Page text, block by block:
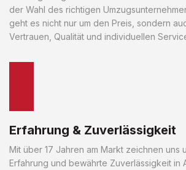
der Wahl des richtigen
geht es nicht nur um den Preis, sondern
Vertrauen, Qualität und individuellen
Erfahrung & Zuverlässigkeit
Mit über 17 Jahren am Markt zeichnen uns
Erfahrung und bewährte Zuverlässigkeit in